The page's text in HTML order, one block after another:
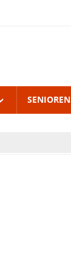
SENIOREN